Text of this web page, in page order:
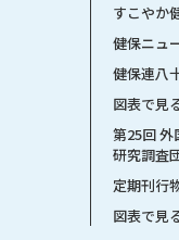
すこやか
健保ニュ
健保連八
図表で見
第25回 外
研究調査
定期刊行
図表で見